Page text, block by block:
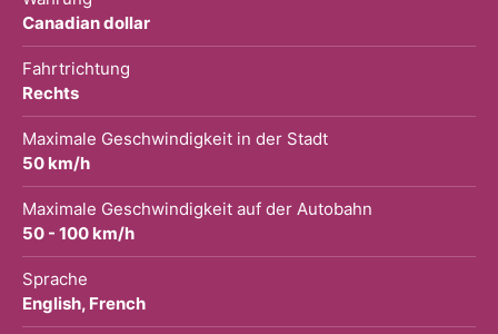
Canadian dollar
Fahrtrichtung
Rechts
Maximale Geschwindigkeit in der Stadt
50 km/h
Maximale Geschwindigkeit auf der Autobahn
50 - 100 km/h
Sprache
English, French